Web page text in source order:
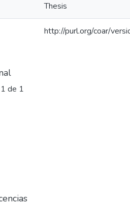
Thesis
http://purl.org/coar/
de 1